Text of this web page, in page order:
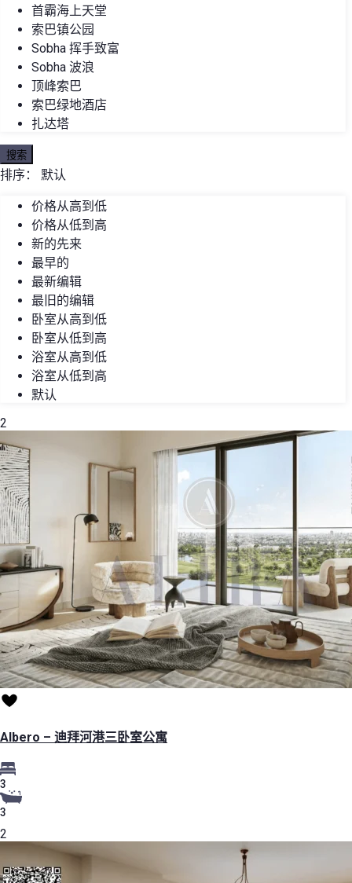
首霸海上天堂
索巴镇公园
Sobha 挥手致富
Sobha 波浪
顶峰索巴
索巴绿地酒店
扎达塔
搜索
排序： 默认
价格从高到低
价格从低到高
新的先来
最早的
最新编辑
最旧的编辑
卧室从高到低
卧室从低到高
浴室从高到低
浴室从低到高
默认
2
Albero – 迪拜河港三卧室公寓
3
3
2